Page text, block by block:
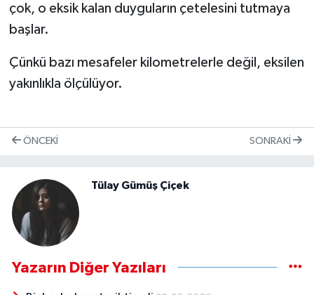
çok, o eksik kalan duyguların çetelesini tutmaya
başlar.
Çünkü bazı mesafeler kilometrelerle değil, eksilen
yakınlıkla ölçülüyor.
ÖNCEKI SONRAKI
Tülay Gümüş Çiçek
Yazarın Diğer Yazıları